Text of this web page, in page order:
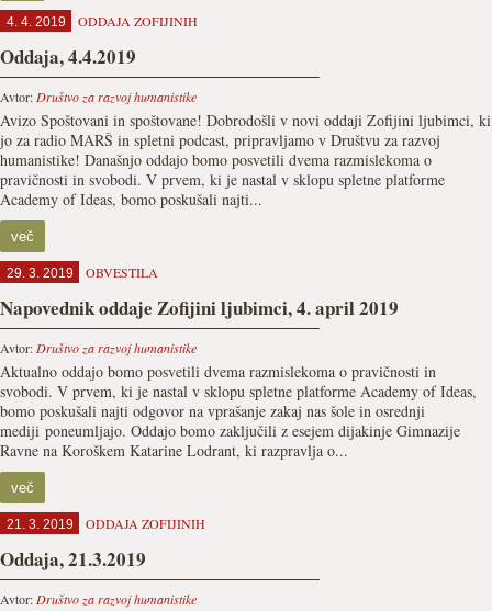
4. 4. 2019 ODDAJA ZOFIJINIH
Oddaja, 4.4.2019
Avtor: Društvo za razvoj humanistike
Avizo Spoštovani in spoštovane! Dobrodošli v novi oddaji Zofijini ljubimci, ki
jo za radio MARŠ in spletni podcast, pripravljamo v Društvu za razvoj
humanistike! Današnjo oddajo bomo posvetili dvema razmislekoma o
pravičnosti in svobodi. V prvem, ki je nastal v sklopu spletne platforme
Academy of Ideas, bomo poskušali najti...
več
29. 3. 2019 OBVESTILA
Napovednik oddaje Zofijini ljubimci, 4. april 2019
Avtor: Društvo za razvoj humanistike
Aktualno oddajo bomo posvetili dvema razmislekoma o pravičnosti in
svobodi. V prvem, ki je nastal v sklopu spletne platforme Academy of Ideas,
bomo poskušali najti odgovor na vprašanje zakaj nas šole in osrednji
mediji poneumljajo. Oddajo bomo zaključili z esejem dijakinje Gimnazije
Ravne na Koroškem Katarine Lodrant, ki razpravlja o...
več
21. 3. 2019 ODDAJA ZOFIJINIH
Oddaja, 21.3.2019
Avtor: Društvo za razvoj humanistike